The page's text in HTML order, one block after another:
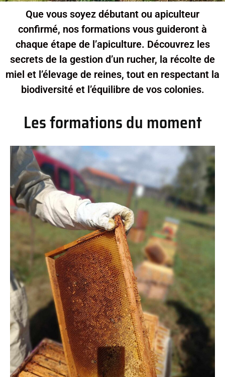
Que vous soyez débutant ou apiculteur
confirmé, nos formations vous guideront à
chaque étape de l’apiculture. Découvrez les
secrets de la gestion d’un rucher, la récolte de
miel et l’élevage de reines, tout en respectant la
biodiversité et l’équilibre de vos colonies.
Les formations du moment